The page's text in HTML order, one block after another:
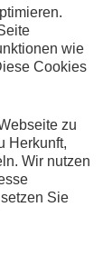
wie
Cookies
zu
Herkunft,
Wir nutzen
Sie